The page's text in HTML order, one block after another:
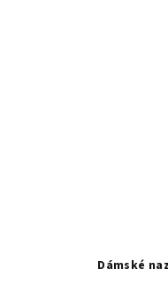
Dámské